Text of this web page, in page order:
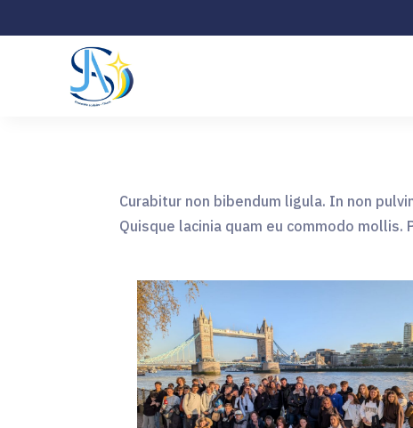
Curabitur non bibendum ligula. In non
Quisque lacinia quam eu commodo